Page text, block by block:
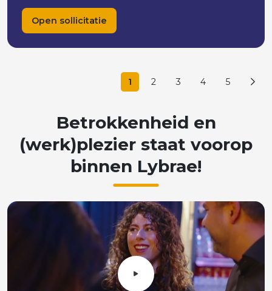
Open sollicitatie
1 2 3 4 5
Betrokkenheid en
(werk)plezier staat voorop
binnen Lybrae!